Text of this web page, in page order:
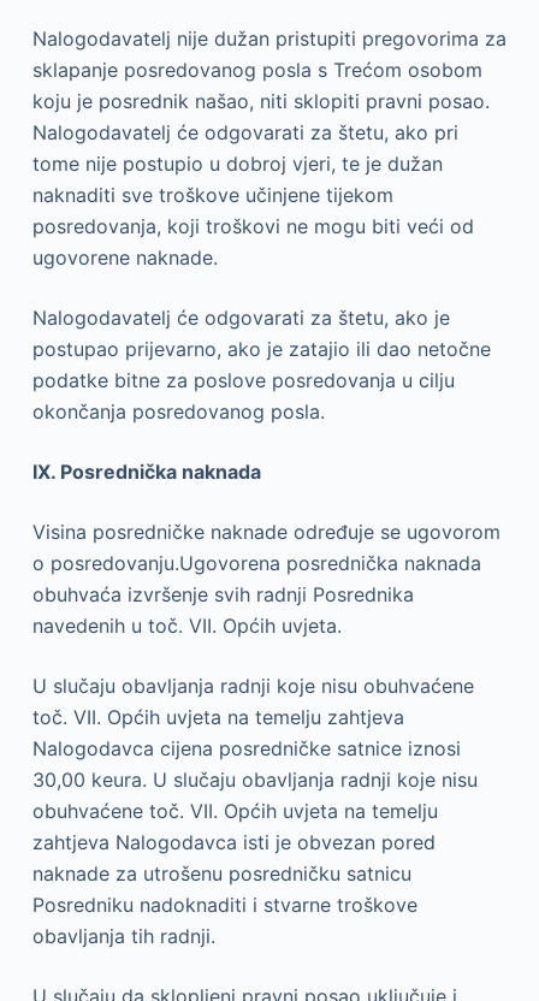
Nalogodavatelj nije dužan pristupiti pregovorima za
sklapanje posredovanog posla s Trećom osobom
koju je posrednik našao, niti sklopiti pravni posao.
Nalogodavatelj će odgovarati za štetu, ako pri
tome nije postupio u dobroj vjeri, te je dužan
naknaditi sve troškove učinjene tijekom
posredovanja, koji troškovi ne mogu biti veći od
ugovorene naknade.
Nalogodavatelj će odgovarati za štetu, ako je
postupao prijevarno, ako je zatajio ili dao netočne
podatke bitne za poslove posredovanja u cilju
okončanja posredovanog posla.
IX. Posrednička naknada
Visina posredničke naknade određuje se ugovorom
o posredovanju.Ugovorena posrednička naknada
obuhvaća izvršenje svih radnji Posrednika
navedenih u toč. VII. Općih uvjeta.
U slučaju obavljanja radnji koje nisu obuhvaćene
toč. VII. Općih uvjeta na temelju zahtjeva
Nalogodavca cijena posredničke satnice iznosi
30,00 keura. U slučaju obavljanja radnji koje nisu
obuhvaćene toč. VII. Općih uvjeta na temelju
zahtjeva Nalogodavca isti je obvezan pored
naknade za utrošenu posredničku satnicu
Posredniku nadoknaditi i stvarne troškove
obavljanja tih radnji.
U slučaju da sklopljeni pravni posao uključuje i